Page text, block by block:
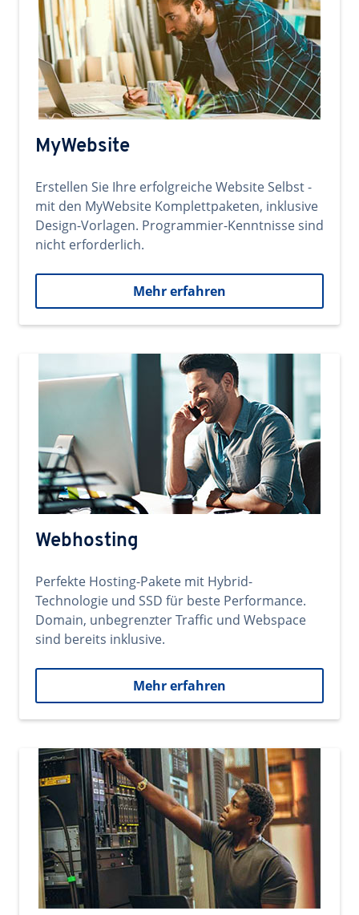
MyWebsite
Erstellen Sie Ihre erfolgreiche Website Selbst -
mit den MyWebsite Komplettpaketen, inklusive
Design-Vorlagen. Programmier-Kenntnisse sind
nicht erforderlich.
Mehr erfahren
Webhosting
Perfekte Hosting-Pakete mit Hybrid-
Technologie und SSD für beste Performance.
Domain, unbegrenzter Traffic und Webspace
sind bereits inklusive.
Mehr erfahren